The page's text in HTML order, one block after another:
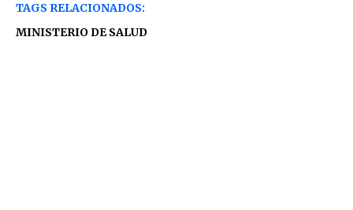
TAGS RELACIONADOS:
MINISTERIO DE SALUD